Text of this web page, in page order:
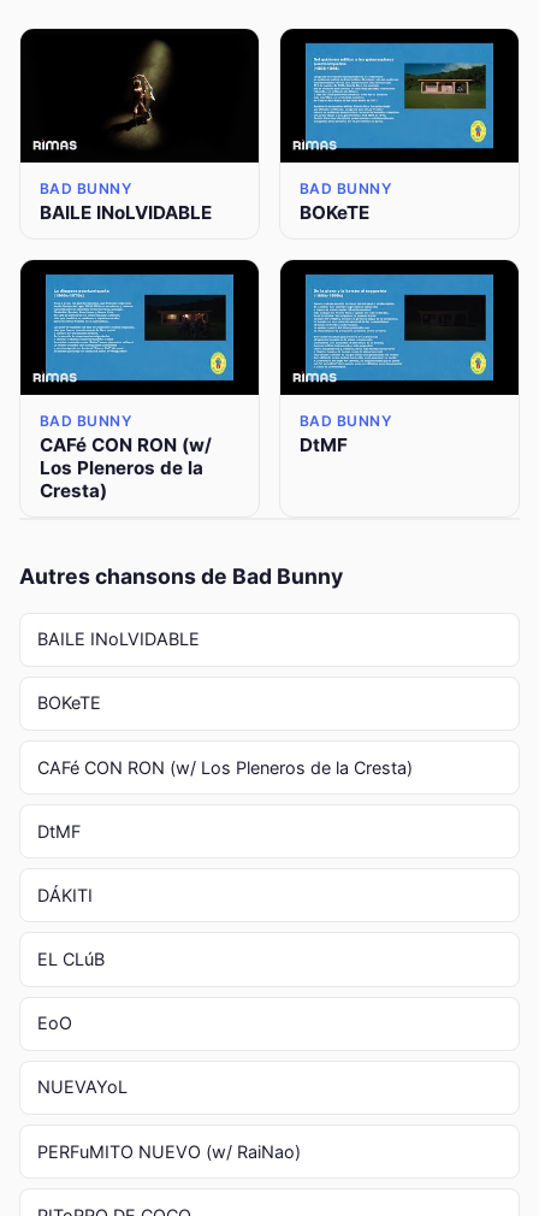
BAD BUNNY
BAILE INoLVIDABLE
BAD BUNNY
BOKeTE
BAD BUNNY
CAFé CON RON (w/
Los Pleneros de la
Cresta)
BAD BUNNY
DtMF
Autres chansons de Bad Bunny
BAILE INoLVIDABLE
BOKeTE
CAFé CON RON (w/ Los Pleneros de la Cresta)
DtMF
DÁKITI
EL CLúB
EoO
NUEVAYoL
PERFuMITO NUEVO (w/ RaiNao)